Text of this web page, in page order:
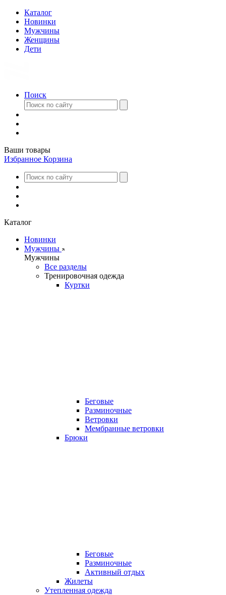
Каталог
Новинки
Мужчины
Женщины
Дети
Поиск
Ваши товары
Избранное Корзина
Каталог
Новинки
Мужчины
Мужчины
Все разделы
Тренировочная одежда
Куртки
Беговые
Разминочные
Ветровки
Мембранные ветровки
Брюки
Беговые
Разминочные
Активный отдых
Жилеты
Утепленная одежда